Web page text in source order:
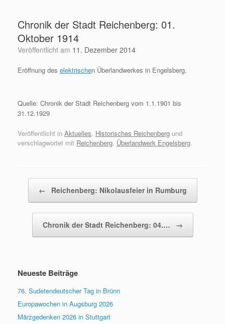
springenChronik der Stadt Reichenberg: 01.
Oktober 1914
Veröffentlicht am 11. Dezember 2014
Eröffnung des elektrischen Überlandwerkes in Engelsberg.
Quelle: Chronik der Stadt Reichenberg vom 1.1.1901 bis
31.12.1929
Veröffentlicht in Aktuelles, Historisches Reichenberg und
verschlagwortet mit Reichenberg, Überlandwerk Engelsberg.
← Reichenberg: Nikolausfeier in Rumburg
Chronik der Stadt Reichenberg: 04.… →
Neueste Beiträge
76. Sudetendeutscher Tag in Brünn
Europawochen in Augsburg 2026
Märzgedenken 2026 in Stuttgart